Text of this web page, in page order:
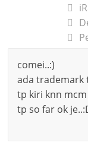
comei..:)
ada trademark
tp kiri knn
tp so far ok